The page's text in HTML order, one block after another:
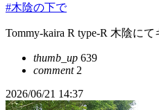
#木陰の下で
Tommy-kaira R type-R 木陰に
thumb_up 639
comment2
2026/06/21 14:37